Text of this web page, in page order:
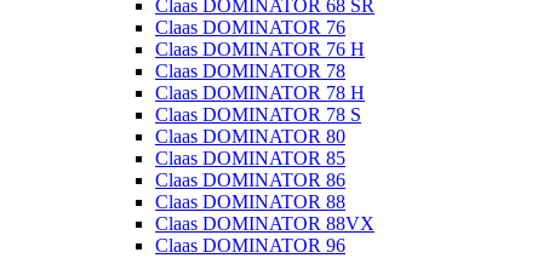
Claas DOMINATOR 68 SR
Claas DOMINATOR 76
Claas DOMINATOR 76 H
Claas DOMINATOR 78
Claas DOMINATOR 78 H
Claas DOMINATOR 78 S
Claas DOMINATOR 80
Claas DOMINATOR 85
Claas DOMINATOR 86
Claas DOMINATOR 88
Claas DOMINATOR 88VX
Claas DOMINATOR 96